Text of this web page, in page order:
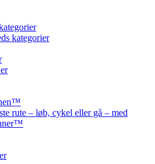
kategorier
rute – løb, cykel eller gå – med